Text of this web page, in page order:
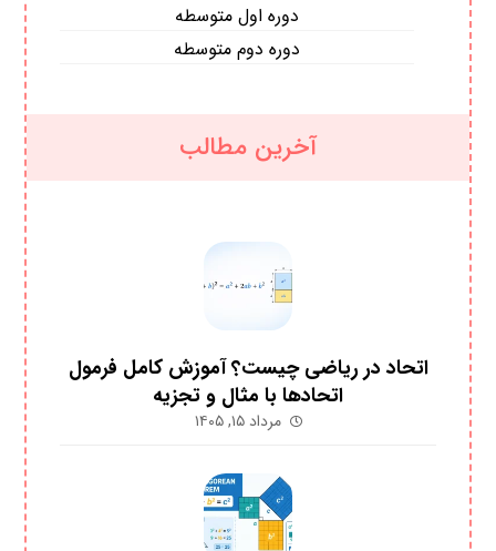
دوره اول متوسطه
دوره دوم متوسطه
آخرین مطالب
اتحاد در ریاضی چیست؟ آموزش کامل فرمول
اتحادها با مثال و تجزیه
مرداد ۱۵, ۱۴۰۵